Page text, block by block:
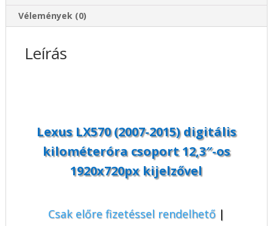
Vélemények (0)
Leírás
Lexus LX570 (2007-2015) digitális
kilométeróra csoport 12,3″-os
1920x720px kijelzővel
Csak előre fizetéssel rendelhető|